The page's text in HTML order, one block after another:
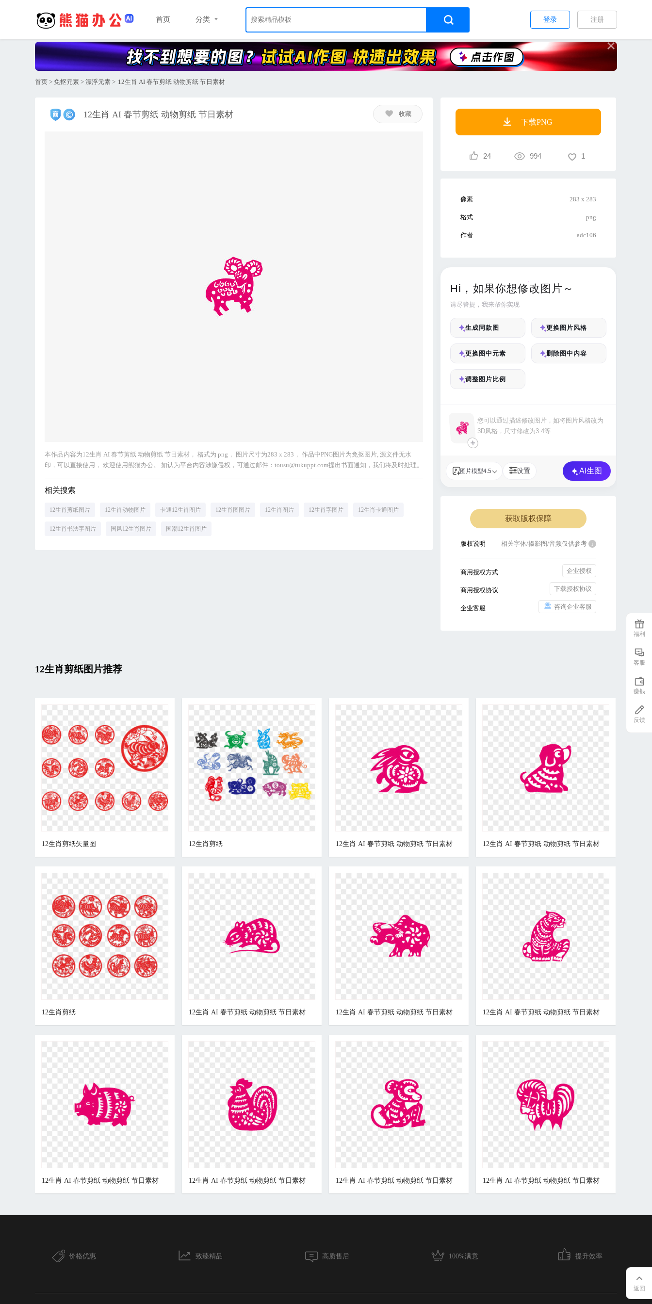
首页 分类 注册
登录
首页 > 免抠元素 > 漂浮元素 > 12生肖 AI 春节剪纸 动物剪纸 节日素材
12生肖 AI 春节剪纸 动物剪纸 节日素材 收藏
本作品内容为12生肖 AI 春节剪纸 动物剪纸 节日素材， 格式为 png， 图片尺寸为283 x 283， 作品中PNG图片为免抠图片, 源文件无水
印，可以直接使用， 欢迎使用熊猫办公。 如认为平台内容涉嫌侵权，可通过邮件：tousu@tukuppt.com提出书面通知，我们将及时处理。
相关搜索
12生肖剪纸图片 12生肖动物图片 卡通12生肖图片 12生肖图图片 12生肖图片 12生肖字图片 12生肖卡通图片
12生肖书法字图片 国风12生肖图片 国潮12生肖图片
下载PNG
24 994 1
像素 283 x 283
格式 png
作者 adc106
Hi，如果你想修改图片～
请尽管提，我来帮你实现
生成同款图 更换图片风格
更换图中元素 删除图中内容
调整图片比例
+
图片模型4.5 设置 AI生图
获取版权保障
版权说明 相关字体/摄影图/音频仅供参考 i
商用授权方式 企业授权
商用授权协议 下载授权协议
企业客服 咨询企业客服
12生肖剪纸图片推荐
12生肖剪纸矢量图 12生肖剪纸 12生肖 AI 春节剪纸 动物剪纸 节日素材 12生肖 AI 春节剪纸 动物剪纸 节日素材
12生肖剪纸 12生肖 AI 春节剪纸 动物剪纸 节日素材 12生肖 AI 春节剪纸 动物剪纸 节日素材 12生肖 AI 春节剪纸 动物剪纸 节日素材
12生肖 AI 春节剪纸 动物剪纸 节日素材 12生肖 AI 春节剪纸 动物剪纸 节日素材 12生肖 AI 春节剪纸 动物剪纸 节日素材 12生肖 AI 春节剪纸 动物剪纸 节日素材
价格优惠 致臻精品 高质售后 100%满意 提升效率
福利
客服
赚钱
反馈
返回